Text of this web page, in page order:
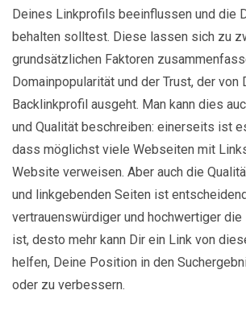
Deines Linkprofils beeinflussen und die
behalten solltest. Diese lassen sich zu
grundsätzlichen Faktoren
Domainpopularität und der Trust, der von
Backlinkprofil ausgeht. Man kann dies
und Qualität beschreiben: einerseits ist
dass möglichst viele Webseiten mit
Website verweisen. Aber auch die
und linkgebenden Seiten ist
vertrauenswürdiger und hochwertiger
ist, desto mehr kann Dir ein Link von
helfen, Deine Position in den
oder zu verbessern.